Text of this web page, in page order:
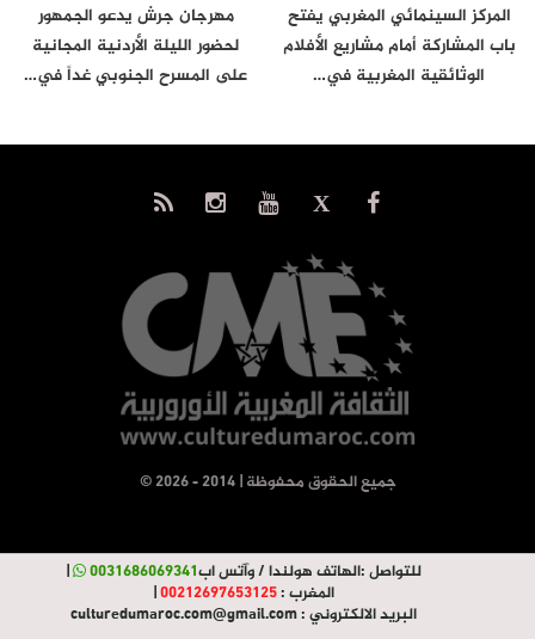
المركز السينمائي المغربي يفتح
باب المشاركة أمام مشاريع الأفلام
الوثائقية المغربية في…
مهرجان جرش يدعو الجمهور
لحضور الليلة الأردنية المجانية
على المسرح الجنوبي غداً في…
© جميع الحقوق محفوظة | 2014 - 2026
للتواصل :الهاتف هولندا / وآتس اب0031686069341
|
المغرب :00212697653125
|
البريد الالكتروني :culturedumaroc.com@gmail.com